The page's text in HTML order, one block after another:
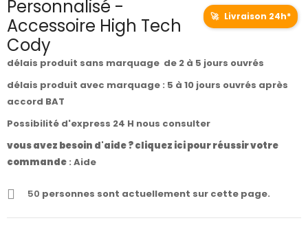
Personnalisé -
Accessoire High Tech
Cody
🚀 Livraison 24h*
délais produit sans marquage de 2 à 5 jours ouvrés
délais produit avec marquage : 5 à 10 jours ouvrés après
accord BAT
Possibilité d'express 24 H nous consulter
vous avez besoin d'aide ? cliquez ici pour réussir votre
commande : Aide
50 personnes sont actuellement sur cette page.